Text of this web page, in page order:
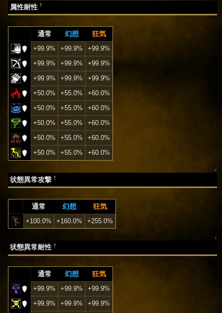
属性耐性†
通常 幻想 狂気
+99.9% +99.9%
+99.9%
+99.9%
+99.9%
+99.9%
+99.9%
+99.9%
+99.9%
+50.0%
+55.0%
+60.0%
+50.0%
+55.0%
+60.0%
+50.0%
+55.0%
+60.0%
+50.0%
+55.0%
+60.0%
+50.0%
+55.0% +60.0%
↑
状態異常攻撃†
通常 幻想 狂気
+100.0% +160.0% +255.0%
↑
状態異常耐性†
通常 幻想 狂気
+99.9% +99.9%
+99.9%
+99.9%
+99.9% +99.9%